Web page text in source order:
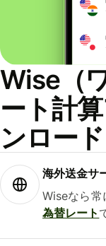
Wise（
ート計
ンロード
海外送金サ
Wiseなら常
為替レート